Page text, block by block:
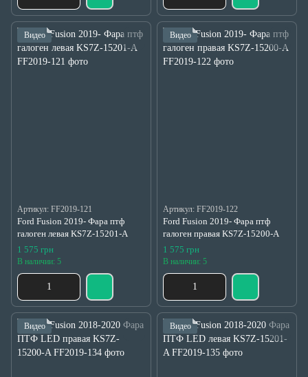
Видео
Артикул: FF2019-121
Ford Fusion 2019- Фара птф
галоген левая KS7Z-15201-A
1 575 грн
В наличии: 5
Видео
Артикул: FF2019-122
Ford Fusion 2019- Фара птф
галоген правая KS7Z-15200-A
1 575 грн
В наличии: 5
Видео Видео